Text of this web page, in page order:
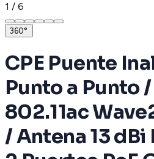
1 / 6
360°
CPE Puente
Punto a Punto
802.11ac
/ Antena 13